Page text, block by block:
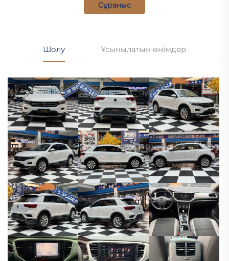
Сұраныс
Шолу Ұсынылатын өнімдер